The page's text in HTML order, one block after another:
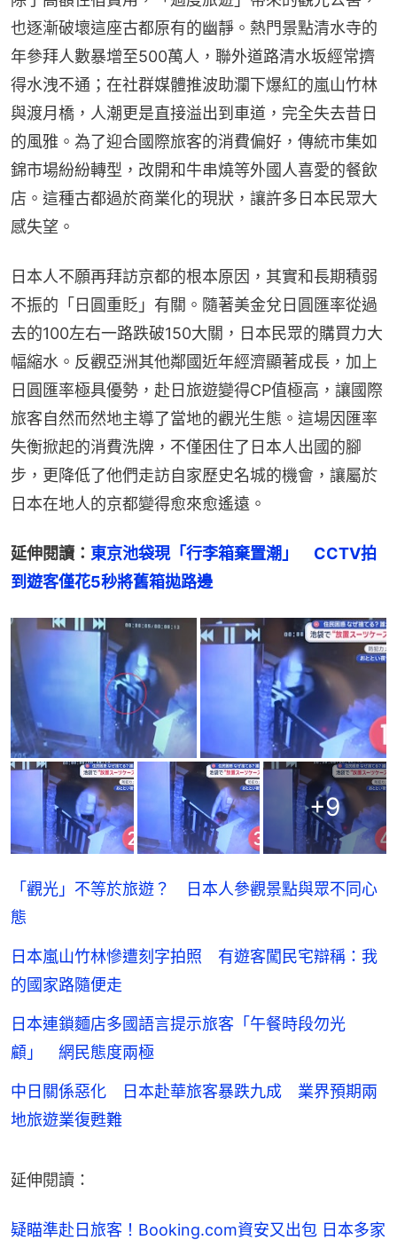
也逐漸破壞這座古都原有的幽靜。熱門景點清水寺的
年參拜人數暴增至500萬人，聯外道路清水坂經常擠
得水洩不通；在社群媒體推波助瀾下爆紅的嵐山竹林
與渡月橋，人潮更是直接溢出到車道，完全失去昔日
的風雅。為了迎合國際旅客的消費偏好，傳統市集如
錦市場紛紛轉型，改開和牛串燒等外國人喜愛的餐飲
店。這種古都過於商業化的現狀，讓許多日本民眾大
感失望。
日本人不願再拜訪京都的根本原因，其實和長期積弱
不振的「日圓重貶」有關。隨著美金兌日圓匯率從過
去的100左右一路跌破150大關，日本民眾的購買力大
幅縮水。反觀亞洲其他鄰國近年經濟顯著成長，加上
日圓匯率極具優勢，赴日旅遊變得CP值極高，讓國際
旅客自然而然地主導了當地的觀光生態。這場因匯率
失衡掀起的消費洗牌，不僅困住了日本人出國的腳
步，更降低了他們走訪自家歷史名城的機會，讓屬於
日本在地人的京都變得愈來愈遙遠。
延伸閱讀： 東京池袋現「行李箱棄置潮」　CCTV拍
到遊客僅花5秒將舊箱拋路邊
+9
「觀光」不等於旅遊？ 日本人參觀景點與眾不同心
態
日本嵐山竹林慘遭刻字拍照 有遊客闖民宅辯稱：我
的國家路隨便走
日本連鎖麵店多國語言提示旅客「午餐時段勿光
顧」 網民態度兩極
中日關係惡化 日本赴華旅客暴跌九成 業界預期兩
地旅遊業復甦難
延伸閱讀：
疑瞄準赴日旅客！Booking.com資安又出包 日本多家